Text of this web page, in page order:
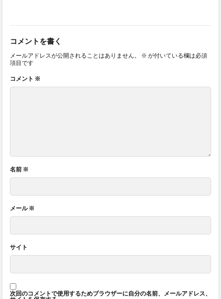
コメントを書く
メールアドレスが公開されることはありません。 ※ が付いている欄は必須
項目です
コメント ※
名前 ※
メール※
サイト
次回のコメントで使用するためブラウザーに自分の名前、メールアドレス、